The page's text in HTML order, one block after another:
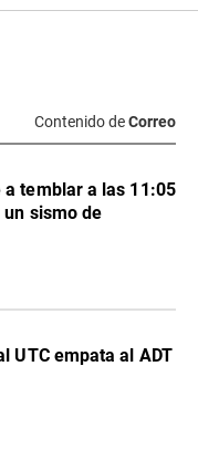
Contenido deCorreo
a temblar a las 11:05
sismo de
UTC empata al ADT